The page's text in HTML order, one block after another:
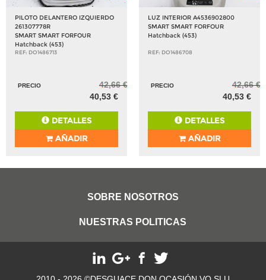
PILOTO DELANTERO IZQUIERDO
261307778R
SMART SMART FORFOUR
Hatchback (453)
REF: DO1486713
PRECIO
42,66 €
40,53 €
DETALLES
AÑADIR
LUZ INTERIOR A4536902800
SMART SMART FORFOUR
Hatchback (453)
REF: DO1486708
PRECIO
42,66 €
40,53 €
DETALLES
AÑADIR
SOBRE NOSOTROS
NUESTRAS POLITICAS